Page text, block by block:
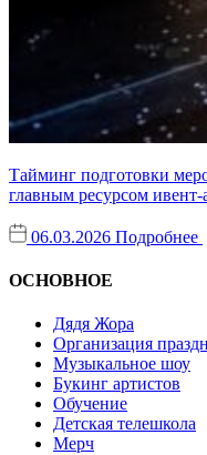
Тайминг подготовки
главным ресурсом ивент-
06.03.2026 Подробнее
ОСНОВНОЕ
Дядя Жора
Организация
Музыкальное шоу
Букинг артистов
Обучение
Детская телешкола
Мерч